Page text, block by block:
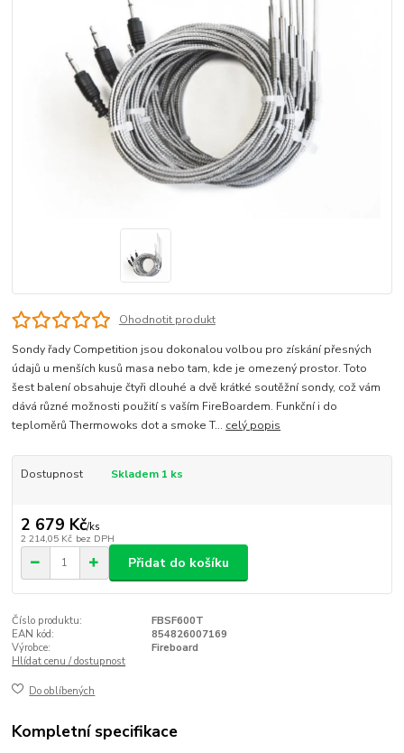
Ohodnotit produkt
Sondy řady Competition jsou dokonalou volbou pro získání přesných
údajů u menších kusů masa nebo tam, kde je omezený prostor. Toto
šest balení obsahuje čtyři dlouhé a dvě krátké soutěžní sondy, což vám
dává různé možnosti použití s ​​vaším FireBoardem. Funkční i do
teploměrů Thermowoks dot a smoke T... celý popis
Dostupnost Skladem 1 ks
2 679 Kč/ks
2 214,05 Kč bez DPH
Přidat do košíku
Číslo produktu:
FBSF600T
EAN kód:
854826007169
Výrobce:
Fireboard
Hlídat cenu / dostupnost
Do oblíbených
Kompletní specifikace